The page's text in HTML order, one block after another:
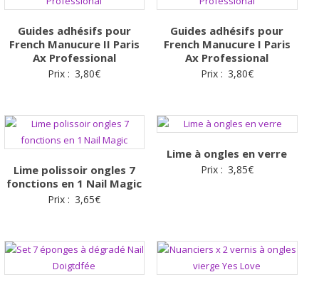
Guides adhésifs pour
French Manucure II Paris
Ax Professional
Prix : 3,80€
Guides adhésifs pour
French Manucure I Paris
Ax Professional
Prix : 3,80€
Lime polissoir ongles 7
fonctions en 1 Nail Magic
Prix : 3,65€
Lime à ongles en verre
Prix : 3,85€